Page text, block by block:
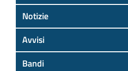
Notizie
Avvisi
Bandi